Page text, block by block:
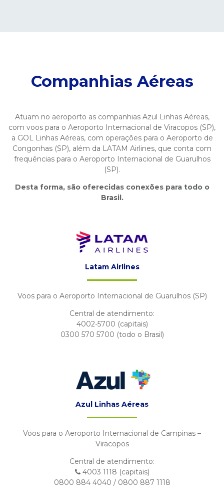
Companhias Aéreas
Atuam no aeroporto as companhias Azul Linhas Aéreas,
com voos para o Aeroporto Internacional de Viracopos (SP),
a GOL Linhas Aéreas, com operações para o Aeroporto de
Congonhas (SP), além da LATAM Airlines, que conta com
frequências para o Aeroporto Internacional de Guarulhos
(SP).
Desta forma, são oferecidas conexões para todo o
Brasil.
Latam Airlines
Voos para o Aeroporto Internacional de Guarulhos (SP)
Central de atendimento:
4002-5700 (capitais)
0300 570 5700 (todo o Brasil)
Azul Linhas Aéreas
Voos para o Aeroporto Internacional de Campinas –
Viracopos
Central de atendimento:
4003 1118 (capitais)
0800 884 4040 / 0800 887 1118